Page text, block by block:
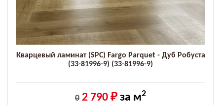
Кварцевый ламинат (SPC) Fargo Parquet - Дуб Робуста
(33-81996-9) (33-81996-9)
0 2 790 ₽ за м2